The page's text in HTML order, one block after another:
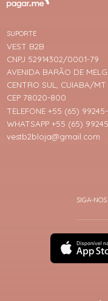
SUPORTE
VEST B2B
CNPJ 52914302/0001-79
AVENIDA BARÃO DE
CENTRO SUL, CUIABA/MT
CEP 78020-800
TELEFONE +55 (65)
WHATSAPP +55 (65)
vestb2bloja@gmail.com